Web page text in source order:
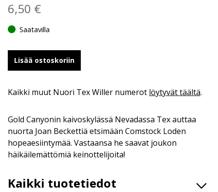
6,50 €
Saatavilla
Lisää ostoskoriin
Kaikki muut Nuori Tex Willer numerot löytyvät täältä.
Gold Canyonin kaivoskylässä Nevadassa Tex auttaa
nuorta Joan Beckettiä etsimään Comstock Loden
hopeaesiintymää. Vastaansa he saavat joukon
häikäilemättömiä keinottelijoita!
Kaikki tuotetiedot